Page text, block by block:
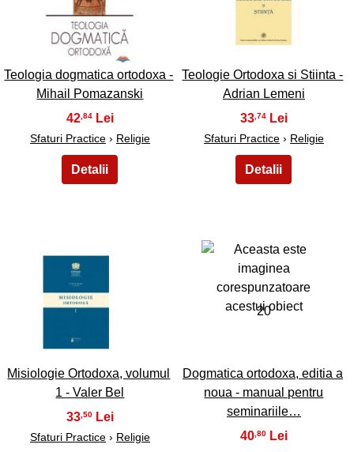
17
Teologia dogmatica ortodoxa -
Mihail Pomazanski
42,84
Sfaturi Practice› Religie
18
Teologie Ortodoxa si Stiinta -
Adrian Lemeni
33,74
Sfaturi Practice› Religie
19
Misiologie Ortodoxa, volumul
1 - Valer Bel
33,50
Sfaturi Practice› Religie
20
Dogmatica ortodoxa, editia a
noua - manual pentru
seminariile…
40,80